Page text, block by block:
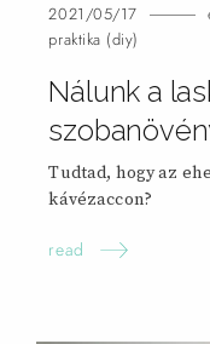
2021/05/17
praktika (diy)
Nálunk a
Tudtad, hogy az
kávézaccon?
read